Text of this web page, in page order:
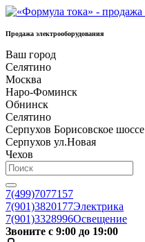
Продажа электрооборудования
Ваш город
Селятино
Москва
Наро-Фоминск
Обнинск
Селятино
Серпухов Борисовское шоссе
Серпухов ул.Новая
Чехов
7(499)7077157
7(901)3820177Электрика
7(901)3328996Освещение
Звоните с 9:00 до 19:00